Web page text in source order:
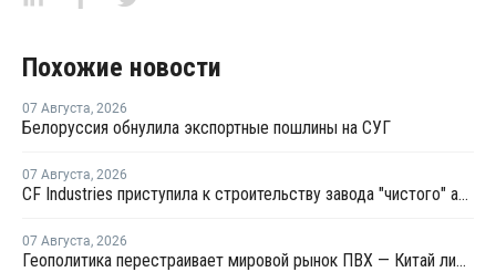
Похожие новости
07 Августа, 2026
Белоруссия обнулила экспортные пошлины на СУГ
07 Августа, 2026
CF Industries приступила к строительству завода "чистого" аммиака за USD4 миллиарда
07 Августа, 2026
Геополитика перестраивает мировой рынок ПВХ — Китай лидирует в экспорте